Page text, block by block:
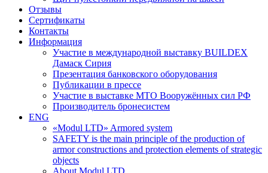
Отзывы
Сертификаты
Контакты
Информация
Участие в международной выставку BUILDEX
Дамаск Сирия
Презентация банковского оборудования
Публикации в прессе
Участие в выставке МТО Вооружённых сил РФ
Производитель бронесистем
ENG
«Modul LTD» Armored system
SAFETY is the main principle of the production of
armor constructions and protection elements of strategic
objects
About Modul LTD